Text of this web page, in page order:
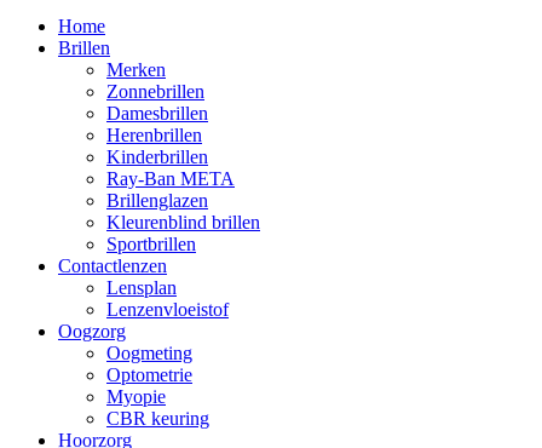
Home
Brillen
Merken
Zonnebrillen
Damesbrillen
Herenbrillen
Kinderbrillen
Ray-Ban META
Brillenglazen
Kleurenblind brillen
Sportbrillen
Contactlenzen
Lensplan
Lenzenvloeistof
Oogzorg
Oogmeting
Optometrie
Myopie
CBR keuring
Hoorzorg